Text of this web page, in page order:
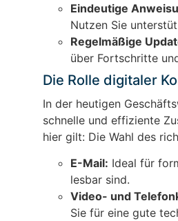
Eindeutige
Nutzen Sie
Regelmäßige
über Fortschritte
Die Rolle digitaler
In der heutigen
schnelle und effiziente
hier gilt: Die Wahl des
E-Mail: Ideal für
lesbar sind.
Video- und
Sie für eine gute